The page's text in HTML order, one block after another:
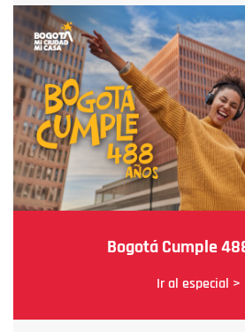
Bogotá Cumple
Ir al especial >